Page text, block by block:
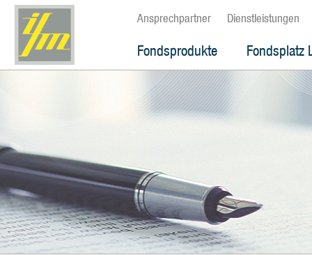
Ansprechpartner Dienstleistungen
Fondsprodukte Fondsplatz